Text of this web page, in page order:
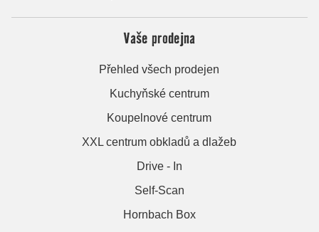
Vaše prodejna
Přehled všech prodejen
Kuchyňské centrum
Koupelnové centrum
XXL centrum obkladů a dlažeb
Drive - In
Self-Scan
Hornbach Box